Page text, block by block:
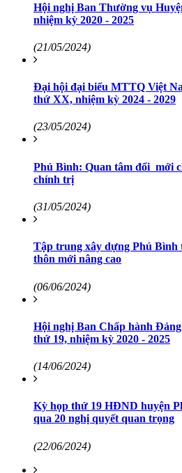
Hội nghị Ban Thường vụ
nhiệm kỳ 2020 - 2025
(21/05/2024)
Đại hội đại biểu MTTQ Việt
thứ XX, nhiệm kỳ 2024 - 2029
(23/05/2024)
Phú Bình: Quan tâm đổi mới
chính trị
(31/05/2024)
Tập trung xây dựng Phú Bình
thôn mới nâng cao
(06/06/2024)
Hội nghị Ban Chấp hành
thứ 19, nhiệm kỳ 2020 - 2025
(14/06/2024)
Kỳ họp thứ 19 HĐND huyện
qua 20 nghị quyết quan trọng
(22/06/2024)